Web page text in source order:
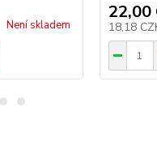
Není skladem
22,00
18,18